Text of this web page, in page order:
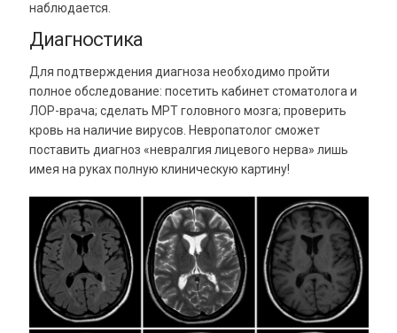
наблюдается.
Диагностика
Для подтверждения диагноза необходимо пройти
полное обследование: посетить кабинет стоматолога и
ЛОР-врача; сделать МРТ головного мозга; проверить
кровь на наличие вирусов. Невропатолог сможет
поставить диагноз «невралгия лицевого нерва» лишь
имея на руках полную клиническую картину!